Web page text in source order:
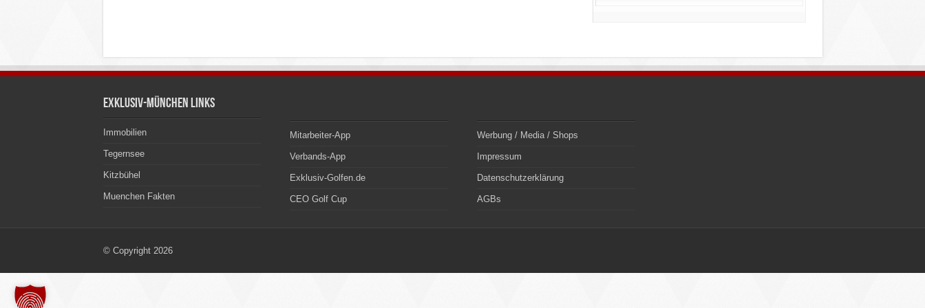
Exklusiv-München Links
Immobilien
Tegernsee
Kitzbühel
Muenchen Fakten
Mitarbeiter-App
Verbands-App
Exklusiv-Golfen.de
CEO Golf Cup
Werbung / Media / Shops
Impressum
Datenschutzerklärung
AGBs
© Copyright 2026